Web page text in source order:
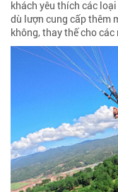
khách yêu thích các
dù lượn cung cấp thêm
không, thay thế cho